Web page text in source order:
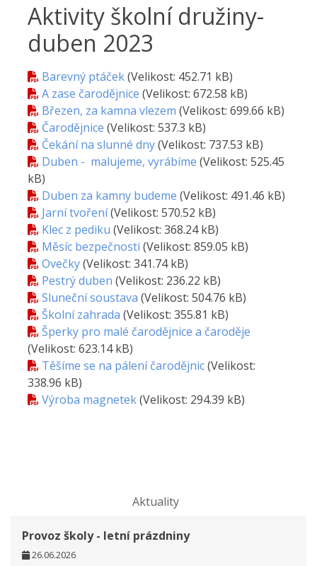
Aktivity školní družiny-
duben 2023
Barevný ptáček(Velikost: 452.71 kB)
A zase čarodějnice (Velikost: 672.58 kB)
Březen, za kamna vlezem (Velikost: 699.66 kB)
Čarodějnice (Velikost: 537.3 kB)
Čekání na slunné dny(Velikost: 737.53 kB)
Duben - malujeme, vyrábíme (Velikost: 525.45
kB)
Duben za kamny budeme (Velikost: 491.46 kB)
Jarní tvoření(Velikost: 570.52 kB)
Klec z pediku (Velikost: 368.24 kB)
Měsíc bezpečnosti (Velikost: 859.05 kB)
Ovečky(Velikost: 341.74 kB)
Pestrý duben (Velikost: 236.22 kB)
Sluneční soustava (Velikost: 504.76 kB)
Školní zahrada (Velikost: 355.81 kB)
Šperky pro malé čarodějnice a čaroděje
(Velikost: 623.14 kB)
Těšíme se na pálení čarodějnic(Velikost:
338.96 kB)
Výroba magnetek(Velikost: 294.39 kB)
Aktuality
Provoz školy - letní prázdniny
26.06.2026